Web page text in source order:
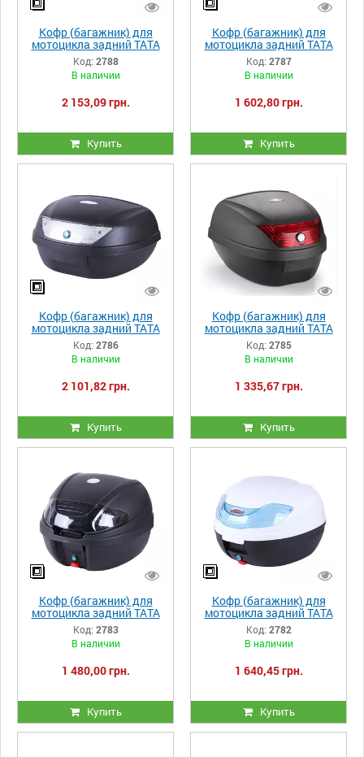
Кофр (багажник) для
мотоцикла задний ТАТА
YM-0879 черный (V-40L)
48×42×30.5 черный
Код: 2788
В наличии
2 153,09 грн.
Купить
Кофр (багажник) для
мотоцикла задний ТАТА
YM-0866 (V-32L)
43×41×31.5 черный
Код: 2787
В наличии
1 602,80 грн.
Купить
Кофр (багажник) для
мотоцикла задний ТАТА
YM-0888 (V-51L)
59.5×44×31.5 черный
Код: 2786
В наличии
2 101,82 грн.
Купить
Кофр (багажник) для
мотоцикла задний TATA
YM-0807 (V-28L)
39.5×39.5×30 черный с
красным
Код: 2785
В наличии
1 335,67 грн.
Купить
Кофр (багажник) для
мотоцикла задний ТАТА
YM-0830 (V-30L)
41×40×32 черный
Код: 2783
В наличии
1 480,00 грн.
Купить
Кофр (багажник) для
мотоцикла задний ТАТА
YM-0815P (V-32L)
43×41×32 белый с
черным
Код: 2782
В наличии
1 640,45 грн.
Купить